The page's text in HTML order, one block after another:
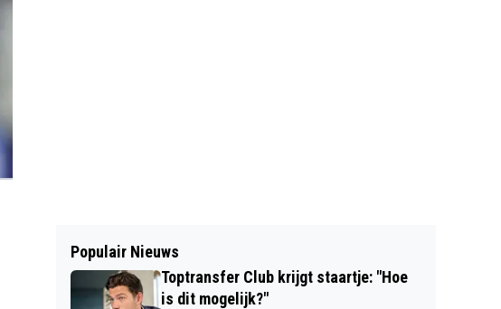
Populair Nieuws
Toptransfer Club krijgt staartje: "Hoe
is dit mogelijk?"